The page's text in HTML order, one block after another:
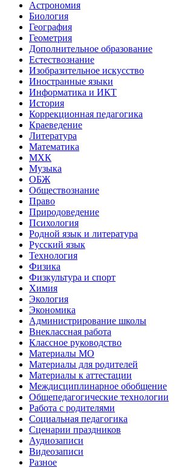
Астрономия
Биология
География
Геометрия
Дополнительное образование
Естествознание
Изобразительное искусство
Иностранные языки
Информатика и ИКТ
История
Коррекционная педагогика
Краеведение
Литература
Математика
МХК
Музыка
ОБЖ
Обществознание
Право
Природоведение
Психология
Родной язык и литература
Русский язык
Технология
Физика
Физкультура и спорт
Химия
Экология
Экономика
Администрирование школы
Внеклассная работа
Классное руководство
Материалы МО
Материалы для родителей
Материалы к аттестации
Междисциплинарное обобщение
Общепедагогические технологии
Работа с родителями
Социальная педагогика
Сценарии праздников
Аудиозаписи
Видеозаписи
Разное